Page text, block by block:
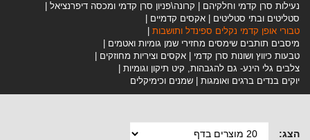
נעילות סרן קדמי וחלקיהם
קרונה\פניון סרן קדמי ומכסה דיפרנציאל
סטליטים ובתי סטליטים
אקסים קדמיים
טבורי אופן קדמי נקלים ספינדל ותושבות
מיסבים תותבים שימסים מחזירי שמן גומיות ואטמים
טבעות כיווץ ושונות סרן קדמי
אקסים וציריות מחוזקים
צלבים גלי הינע- גם להגבהות, קיט תיקון וגומיות
יוקים בנדים ברגים ואומגות
שמנים וכימיקלים
הצג: